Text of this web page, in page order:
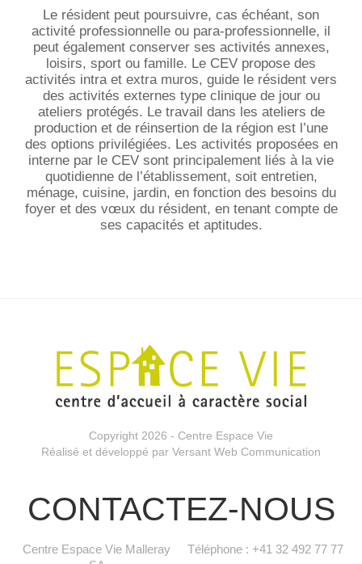
Le résident peut poursuivre, cas échéant, son
activité professionnelle ou para-professionnelle, il
peut également conserver ses activités annexes,
loisirs, sport ou famille. Le CEV propose des
activités intra et extra muros, guide le résident vers
des activités externes type clinique de jour ou
ateliers protégés. Le travail dans les ateliers de
production et de réinsertion de la région est l’une
des options privilégiées. Les activités proposées en
interne par le CEV sont principalement liés à la vie
quotidienne de l’établissement, soit entretien,
ménage, cuisine, jardin, en fonction des besoins du
foyer et des vœux du résident, en tenant compte de
ses capacités et aptitudes.
Copyright 2026 - Centre Espace Vie
Réalisé et développé par Versant Web Communication
CONTACTEZ-NOUS
Centre Espace Vie Malleray
Téléphone : +41 32 492 77 77